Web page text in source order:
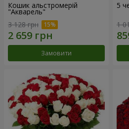
Кошик альстромерій
"Акварель"
3 128 грн
Замовити
5
1